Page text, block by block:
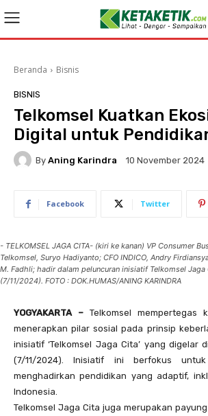
Beranda Bisnis
BISNIS
Telkomsel Kuatkan
Digital untuk
By Aning Karindra 10 November 2024
Facebook Twitter
- TELKOMSEL JAGA CITA- (kiri ke kanan) VP Consumer
Telkomsel, Suryo Hadiyanto; CFO INDICO, Andry
M. Fadhli; hadir dalam peluncuran inisiatif Telkomsel Jaga
(7/11/2024). FOTO : DOK.HUMAS/ANING KARINDRA
YOGYAKARTA – Telkomsel mempertegas
menerapkan pilar sosial pada prinsip
inisiatif ‘Telkomsel Jaga Cita’ yang digelar
(7/11/2024). Inisiatif ini berfokus
menghadirkan pendidikan yang adaptif,
Indonesia.
Telkomsel Jaga Cita juga merupakan